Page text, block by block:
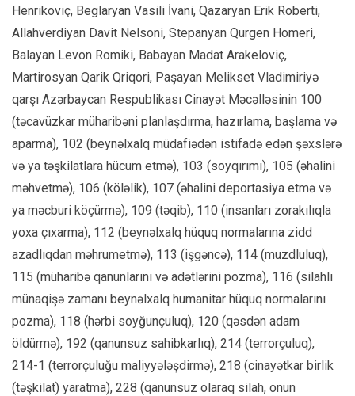
Henrikoviç, Beglaryan Vasili İvani, Qazaryan Erik Roberti,
Allahverdiyan Davit Nelsoni, Stepanyan Qurgen Homeri,
Balayan Levon Romiki, Babayan Madat Arakeloviç,
Martirosyan Qarik Qriqori, Paşayan Melikset Vladimiriyə
qarşı Azərbaycan Respublikası Cinayət Məcəlləsinin 100
(təcavüzkar müharibəni planlaşdırma, hazırlama, başlama və
aparma), 102 (beynəlxalq müdafiədən istifadə edən şəxslərə
və ya təşkilatlara hücum etmə), 103 (soyqırımı), 105 (əhalini
məhvetmə), 106 (köləlik), 107 (əhalini deportasiya etmə və
ya məcburi köçürmə), 109 (təqib), 110 (insanları zorakılıqla
yoxa çıxarma), 112 (beynəlxalq hüquq normalarına zidd
azadlıqdan məhrumetmə), 113 (işgəncə), 114 (muzdluluq),
115 (müharibə qanunlarını və adətlərini pozma), 116 (silahlı
münaqişə zamanı beynəlxalq humanitar hüquq normalarını
pozma), 118 (hərbi soyğunçuluq), 120 (qəsdən adam
öldürmə), 192 (qanunsuz sahibkarlıq), 214 (terrorçuluq),
214-1 (terrorçuluğu maliyyələşdirmə), 218 (cinayətkar birlik
(təşkilat) yaratma), 228 (qanunsuz olaraq silah, onun